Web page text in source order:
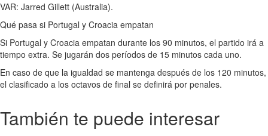
VAR: Jarred Gillett (Australia).
Qué pasa si Portugal y Croacia empatan
Si Portugal y Croacia empatan durante los 90 minutos, el partido irá a
tiempo extra. Se jugarán dos períodos de 15 minutos cada uno.
En caso de que la igualdad se mantenga después de los 120 minutos,
el clasificado a los octavos de final se definirá por penales.
También te puede interesar